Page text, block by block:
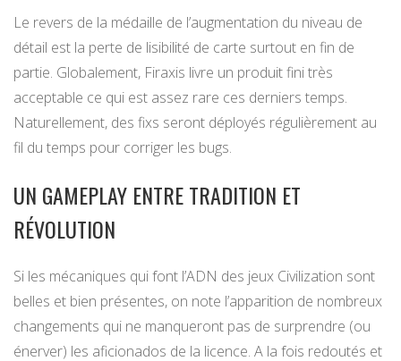
Le revers de la médaille de l’augmentation du niveau de
détail est la perte de lisibilité de carte surtout en fin de
partie. Globalement, Firaxis livre un produit fini très
acceptable ce qui est assez rare ces derniers temps.
Naturellement, des fixs seront déployés régulièrement au
fil du temps pour corriger les bugs.
UN GAMEPLAY ENTRE TRADITION ET
RÉVOLUTION
Si les mécaniques qui font l’ADN des jeux Civilization sont
belles et bien présentes, on note l’apparition de nombreux
changements qui ne manqueront pas de surprendre (ou
énerver) les aficionados de la licence. A la fois redoutés et